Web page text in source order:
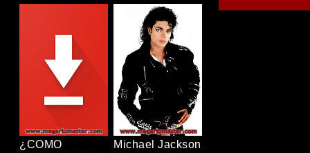
Japonés]
Completa]
[320Kbps] [MP3]
[TERABOX]
¿COMO
Michael Jackson